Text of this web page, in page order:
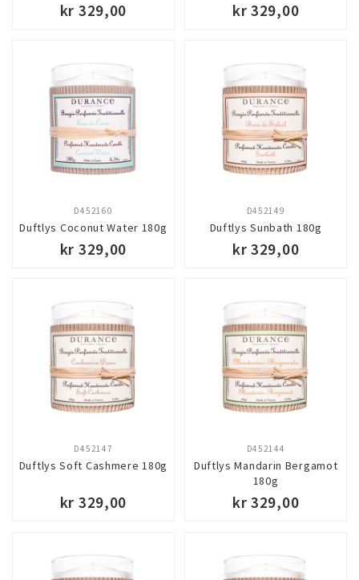
kr 329,00 kr 329,00
Duftlys Coconut Water 180g
D452160
kr 329,00
Duftlys Sunbath 180g
D452149
kr 329,00
Duftlys Soft Cashmere 180g
D452147
kr 329,00
Duftlys Mandarin Bergamot
180g
D452144
kr 329,00